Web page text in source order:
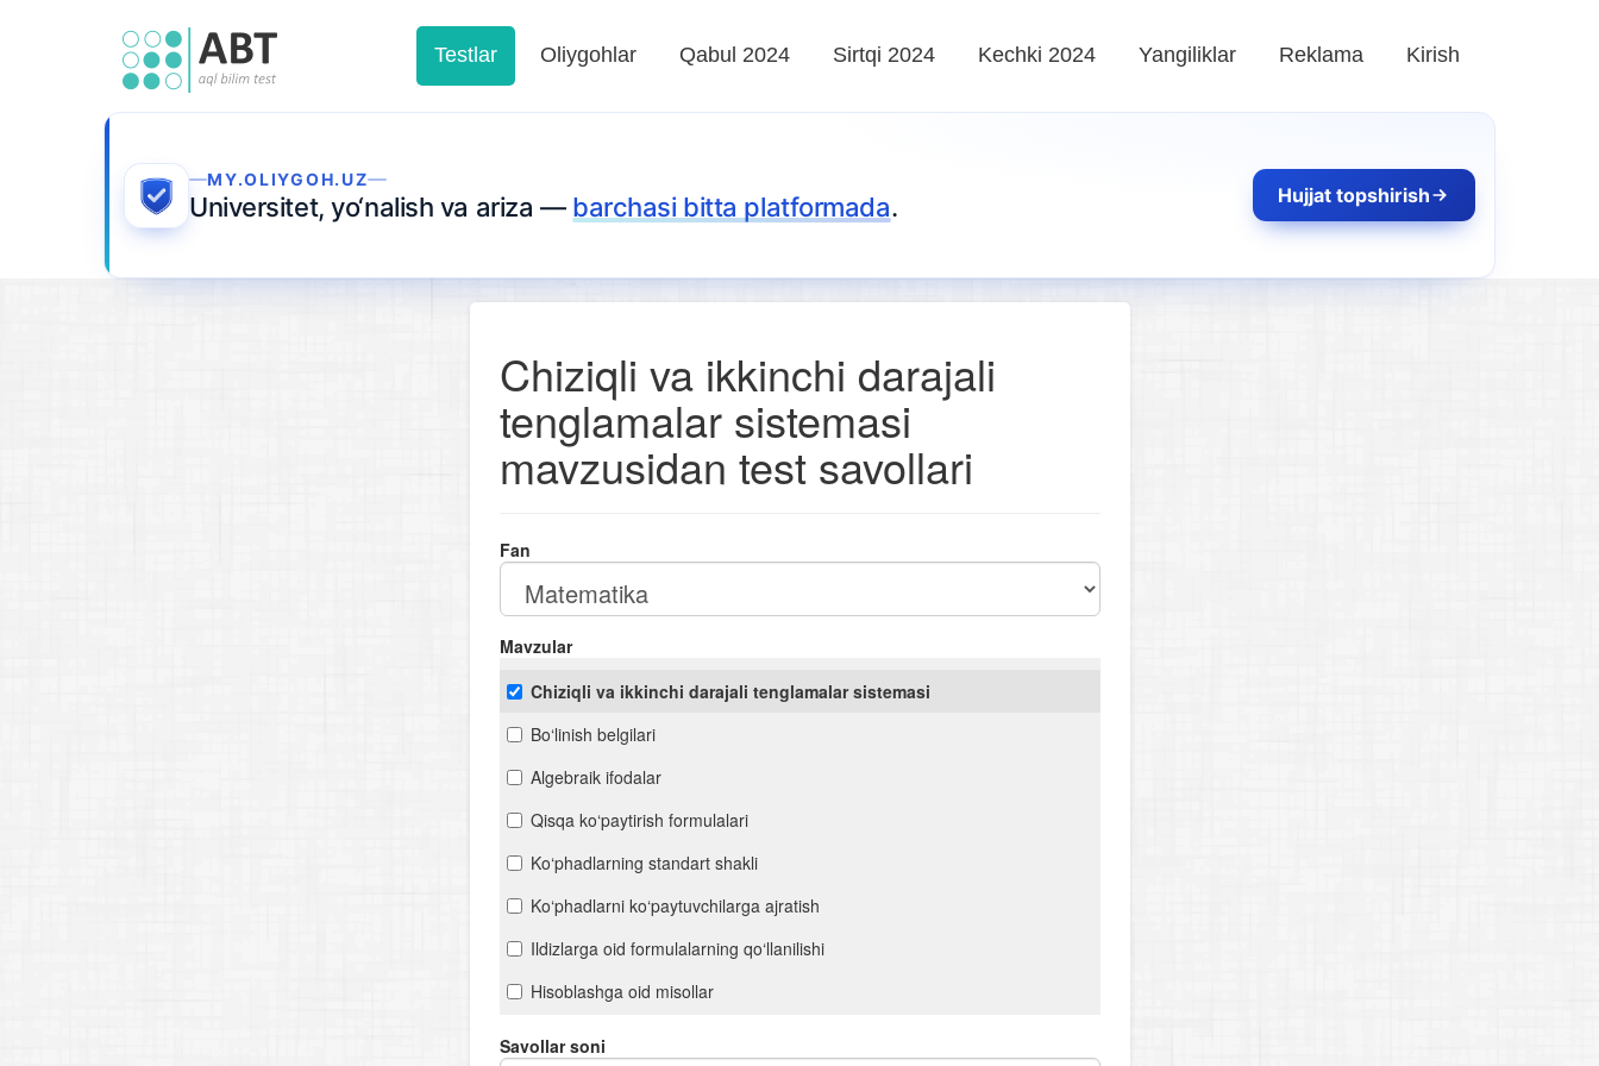
Testlar Oliygohlar Qabul 2024 Sirtqi 2024 Kechki 2024 Yangiliklar Reklama Kirish
MY.OLIYGOH.UZ
Universitet, yo‘nalish va ariza — barchasi bitta platformada. Hujjat topshirish
Chiziqli va ikkinchi darajali
tenglamalar sistemasi
mavzusidan test savollari
Fan
Mavzular
Chiziqli va ikkinchi darajali tenglamalar sistemasi
Bo‘linish belgilari
Algebraik ifodalar
Qisqa ko‘paytirish formulalari
Ko‘phadlarning standart shakli
Ko‘phadlarni ko‘paytuvchilarga ajratish
Ildizlarga oid formulalarning qo‘llanilishi
Hisoblashga oid misollar
Ifodalarni soddalashtirish
Savollar soni